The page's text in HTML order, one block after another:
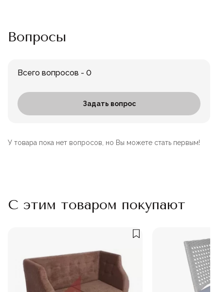
Вопросы
Всего вопросов - 0
Задать вопрос
У товара пока нет вопросов, но Вы можете стать первым!
С этим товаром покупают